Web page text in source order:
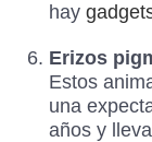
hay
Erizos
Estos
una
años y